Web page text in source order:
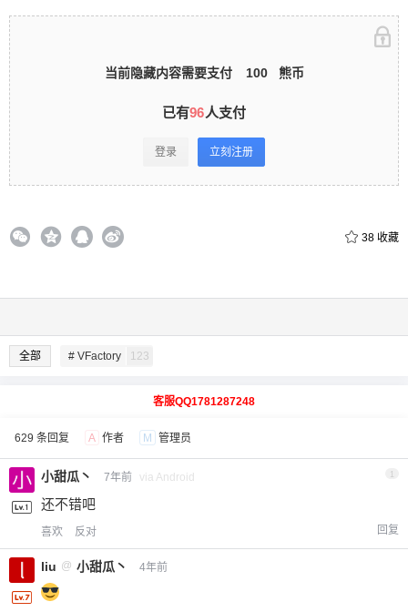
当前隐藏内容需要支付 100 熊币
已有96人支付
登录 立刻注册
38 收藏
全部 # VFactory 123
客服QQ1781287248
629 条回复 A 作者 M 管理员
小甜瓜丶 7年前 via Android
还不错吧
喜欢 反对 回复
liu @ 小甜瓜丶 4年前